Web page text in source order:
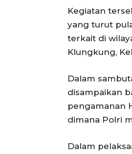
Kegiatan
yang turut
terkait di
Klungkung,
Dalam
disampaikan
pengamanan
dimana Polri
Dalam